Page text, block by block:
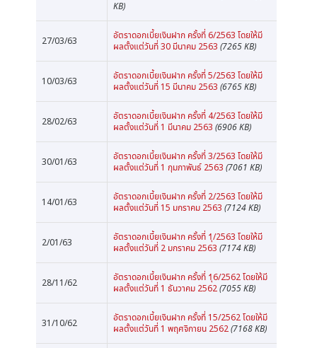
KB)
27/03/63
อัตราดอกเบี้ยเงินฝาก ครั้งที่ 6/2563 โดยให้มี
ผลตั้งแต่วันที่ 30 มีนาคม 2563 (7265 KB)
10/03/63
อัตราดอกเบี้ยเงินฝาก ครั้งที่ 5/2563 โดยให้มี
ผลตั้งแต่วันที่ 15 มีนาคม 2563 (6765 KB)
28/02/63
อัตราดอกเบี้ยเงินฝาก ครั้งที่ 4/2563 โดยให้มี
ผลตั้งแต่วันที่ 1 มีนาคม 2563 (6906 KB)
30/01/63
อัตราดอกเบี้ยเงินฝาก ครั้งที่ 3/2563 โดยให้มี
ผลตั้งแต่วันที่ 1 กุมภาพันธ์ 2563 (7061 KB)
14/01/63
อัตราดอกเบี้ยเงินฝาก ครั้งที่ 2/2563 โดยให้มี
ผลตั้งแต่วันที่ 15 มกราคม 2563 (7124 KB)
2/01/63
อัตราดอกเบี้ยเงินฝาก ครั้งที่ 1ุ/2563 โดยให้มี
ผลตั้งแต่วันที่ 2 มกราคม 2563 (7174 KB)
28/11/62
อัตราดอกเบี้ยเงินฝาก ครั้งที่ 1ุ6/2562 โดยให้มี
ผลตั้งแต่วันที่ 1 ธันวาคม 2562(7055 KB)
31/10/62
อัตราดอกเบี้ยเงินฝาก ครั้งที่ 15/2562 โดยให้มี
ผลตั้งแต่วันที่ 1 พฤศจิกายน 2562(7168 KB)